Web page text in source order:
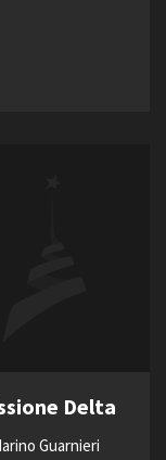
Delta
Guarnieri